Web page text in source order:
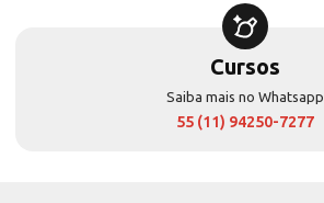
Cursos
Saiba mais no Whatsapp
55 (11) 94250-7277